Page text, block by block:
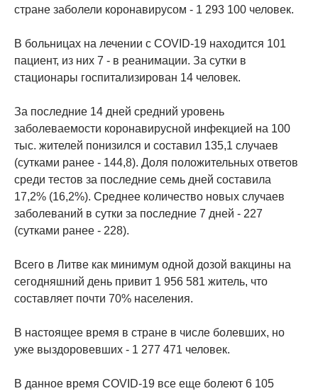
стране заболели коронавирусом - 1 293 100 человек.
В больницах на лечении с COVID-19 находится 101
пациент, из них 7 - в реанимации. За сутки в
стационары госпитализирован 14 человек.
За последние 14 дней средний уровень
заболеваемости коронавирусной инфекцией на 100
тыс. жителей понизился и составил 135,1 случаев
(сутками ранее - 144,8). Доля положительных ответов
среди тестов за последние семь дней составила
17,2% (16,2%). Среднее количество новых случаев
заболеваний в сутки за последние 7 дней - 227
(сутками ранее - 228).
Всего в Литве как минимум одной дозой вакцины на
сегодняшний день привит 1 956 581 житель, что
составляет почти 70% населения.
В настоящее время в стране в числе болевших, но
уже выздоровевших - 1 277 471 человек.
В данное время COVID-19 все еще болеют 6 105